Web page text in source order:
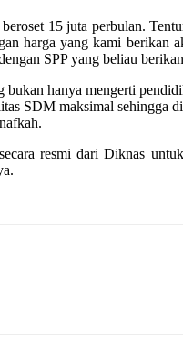
15 juta perbulan.
harga yang kami berikan
SPP yang beliau
hanya mengerti
SDM maksimal sehingga
secara resmi dari Diknas